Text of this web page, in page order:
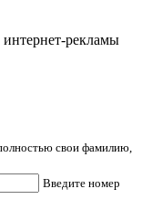
интернет-рекламы
свои фамилию,
Введите номер